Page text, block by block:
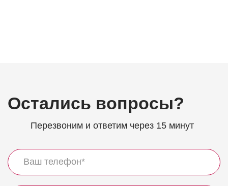
Остались вопросы?
Перезвоним и ответим через 15 минут